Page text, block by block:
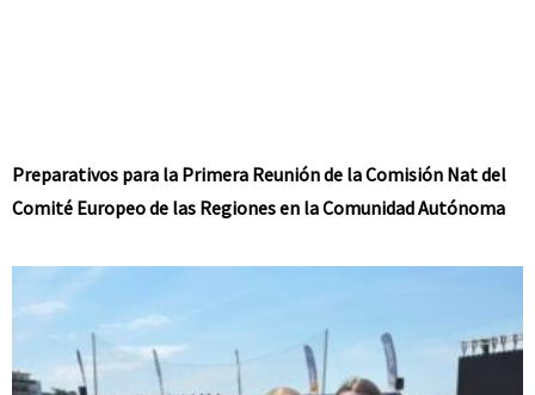
Preparativos para la Primera Reunión de la Comisión Nat del
Comité Europeo de las Regiones en la Comunidad Autónoma